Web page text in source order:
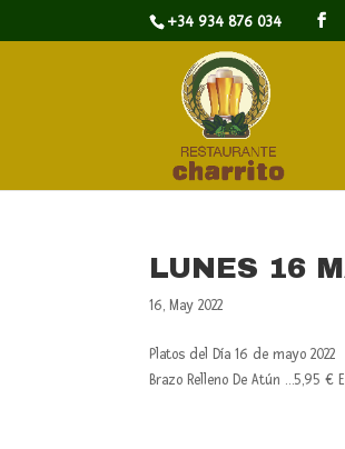
+34 934 876 034
LUNES 16
16, May 2022
Platos del Día 16 de mayo
Brazo Relleno De Atún …5,95 €